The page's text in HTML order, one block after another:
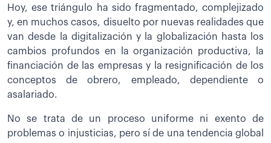
Hoy, ese triángulo ha sido fragmentado, complejizado
y, en muchos casos, disuelto por nuevas realidades que
van desde la digitalización y la globalización hasta los
cambios profundos en la organización productiva, la
financiación de las empresas y la resignificación de los
conceptos de obrero, empleado, dependiente o
asalariado.
No se trata de un proceso uniforme ni exento de
problemas o injusticias, pero sí de una tendencia global